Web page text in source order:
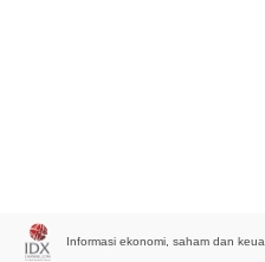
Informasi ekonomi, saham dan